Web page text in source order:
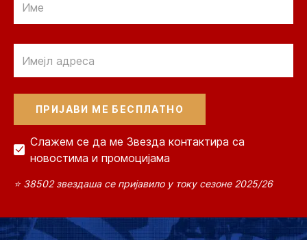
Слажем се да ме Звезда контактира са
новостима и промоцијама
⭐ 38502 звездаша се пријавило у току сезоне 2025/26